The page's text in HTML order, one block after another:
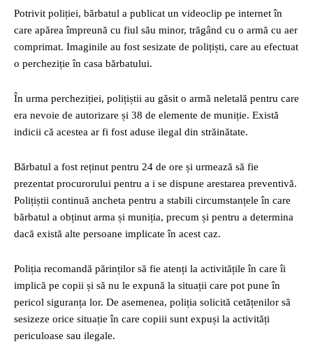
Potrivit poliției, bărbatul a publicat un videoclip pe internet în
care apărea împreună cu fiul său minor, trăgând cu o armă cu aer
comprimat. Imaginile au fost sesizate de polițiști, care au efectuat
o percheziție în casa bărbatului.
În urma percheziției, polițiștii au găsit o armă neletală pentru care
era nevoie de autorizare și 38 de elemente de muniție. Există
indicii că acestea ar fi fost aduse ilegal din străinătate.
Bărbatul a fost reținut pentru 24 de ore și urmează să fie
prezentat procurorului pentru a i se dispune arestarea preventivă.
Polițiștii continuă ancheta pentru a stabili circumstanțele în care
bărbatul a obținut arma și muniția, precum și pentru a determina
dacă există alte persoane implicate în acest caz.
Poliția recomandă părinților să fie atenți la activitățile în care îi
implică pe copii și să nu le expună la situații care pot pune în
pericol siguranța lor. De asemenea, poliția solicită cetățenilor să
sesizeze orice situație în care copiii sunt expuși la activități
periculoase sau ilegale.